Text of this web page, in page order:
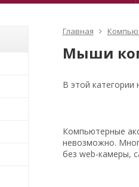
Главная
Мыши
В этой категории
Компьютерные
невозможно.
без web-камеры,